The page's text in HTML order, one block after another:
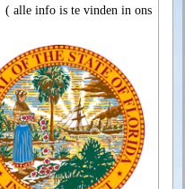
( alle info is te vinden in ons